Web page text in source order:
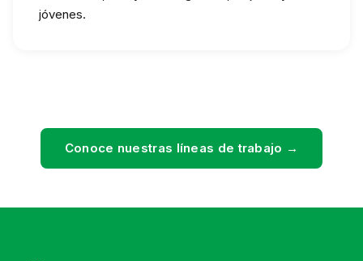
jóvenes.
Conoce nuestras líneas de trabajo →